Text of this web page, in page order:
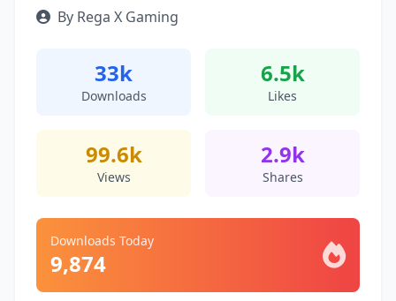
By Rega X Gaming
33k
Downloads
6.5k
Likes
99.6k
Views
2.9k
Shares
Downloads Today
9,874